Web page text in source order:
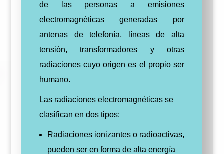
de las personas a emisiones
electromagnéticas generadas por
antenas de telefonía, líneas de alta
tensión, transformadores y otras
radiaciones cuyo origen es el propio ser
humano.
Las radiaciones electromagnéticas se
clasifican en dos tipos:
Radiaciones ionizantes o radioactivas,
pueden ser en forma de alta energía